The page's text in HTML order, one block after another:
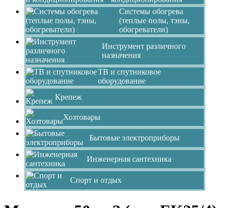
Системы обогрева
(теплые полы, тэны,
обогреватели)
Инструмент различного
назначения
ТВ и спутниковое
оборудование
Крепеж
Хозтовары
Бытовые электроприборы
Инженерная сантехника
Спорт и отдых